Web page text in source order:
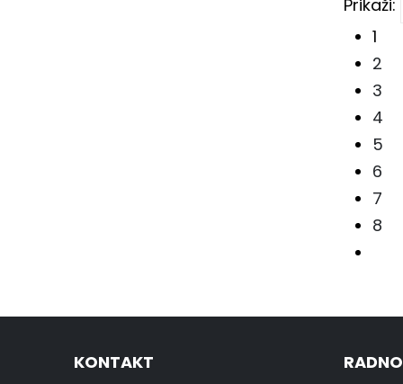
Prikaži:
1
2
3
4
5
6
7
8
Dobrosav Bob Živković
KONTAKT